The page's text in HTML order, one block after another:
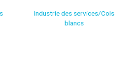
Industrie des services/Cols
blancs